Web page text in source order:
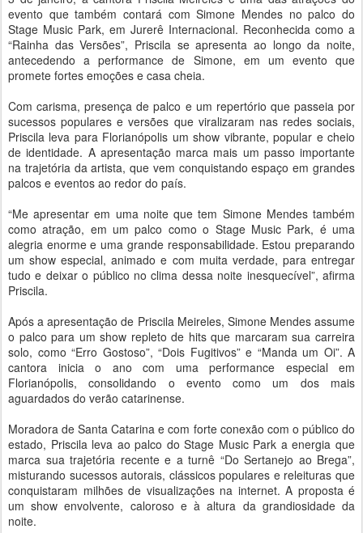
evento que também contará com Simone Mendes no palco do
Stage Music Park, em Jurerê Internacional. Reconhecida como a
“Rainha das Versões”, Priscila se apresenta ao longo da noite,
antecedendo a performance de Simone, em um evento que
promete fortes emoções e casa cheia.
Com carisma, presença de palco e um repertório que passeia por
sucessos populares e versões que viralizaram nas redes sociais,
Priscila leva para Florianópolis um show vibrante, popular e cheio
de identidade. A apresentação marca mais um passo importante
na trajetória da artista, que vem conquistando espaço em grandes
palcos e eventos ao redor do país.
“Me apresentar em uma noite que tem Simone Mendes também
como atração, em um palco como o Stage Music Park, é uma
alegria enorme e uma grande responsabilidade. Estou preparando
um show especial, animado e com muita verdade, para entregar
tudo e deixar o público no clima dessa noite inesquecível”, afirma
Priscila.
Após a apresentação de Priscila Meireles, Simone Mendes assume
o palco para um show repleto de hits que marcaram sua carreira
solo, como “Erro Gostoso”, “Dois Fugitivos” e “Manda um Oi”. A
cantora inicia o ano com uma performance especial em
Florianópolis, consolidando o evento como um dos mais
aguardados do verão catarinense.
Moradora de Santa Catarina e com forte conexão com o público do
estado, Priscila leva ao palco do Stage Music Park a energia que
marca sua trajetória recente e a turnê “Do Sertanejo ao Brega”,
misturando sucessos autorais, clássicos populares e releituras que
conquistaram milhões de visualizações na internet. A proposta é
um show envolvente, caloroso e à altura da grandiosidade da
noite.